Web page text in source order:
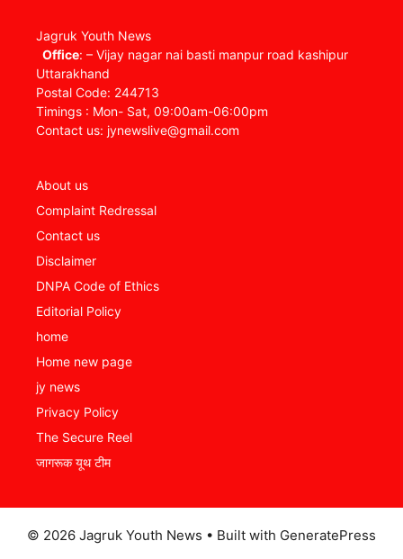
Jagruk Youth News
Office: – Vijay nagar nai basti manpur road kashipur
Uttarakhand
Postal Code: 244713
Timings : Mon- Sat, 09:00am-06:00pm
Contact us: jynewslive@gmail.com
About us
Complaint Redressal
Contact us
Disclaimer
DNPA Code of Ethics
Editorial Policy
home
Home new page
jy news
Privacy Policy
The Secure Reel
जागरूक यूथ टीम
© 2026 Jagruk Youth News • Built with GeneratePress